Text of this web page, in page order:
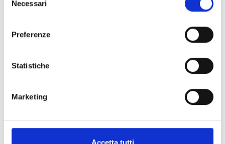
delNecessari
Preferenze
Statistiche
Marketing
Accetta tutti
L’assetto organizzativo dell’OPR è sinteticamente
rappresentato nell’organigramma allegato, che riporta
l’articolazione degli uffici e i nominativi dei responsabili e dei
referenti operativi.
Per svolgere in modo efficace e tempestivo le attività di
personale opera per conto e su indicazione delle disposizioni
impartite dagli uffici dell’OPR. La collaborazione con questi